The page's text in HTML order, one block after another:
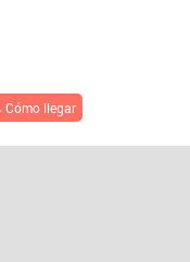
Cómo llegar